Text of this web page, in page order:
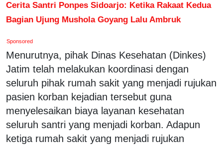
Cerita Santri Ponpes Sidoarjo: Ketika Rakaat Kedua
Bagian Ujung Mushola Goyang Lalu Ambruk
Sponsored
Menurutnya, pihak Dinas Kesehatan (Dinkes)
Jatim telah melakukan koordinasi dengan
seluruh pihak rumah sakit yang menjadi rujukan
pasien korban kejadian tersebut guna
menyelesaikan biaya layanan kesehatan
seluruh santri yang menjadi korban. Adapun
ketiga rumah sakit yang menjadi rujukan